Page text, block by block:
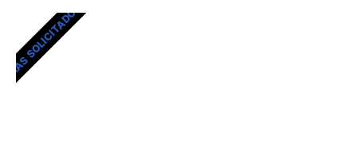
MÁS SOLICITADOS